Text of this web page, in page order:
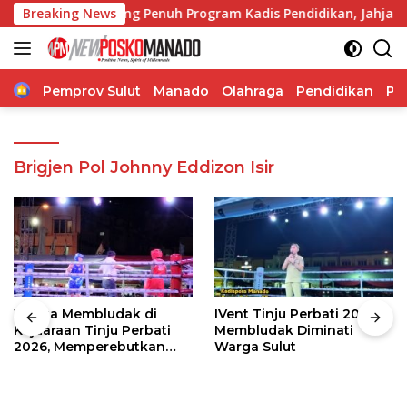
Langsung
ke
konten
Breaking News
Dukung Penuh Program Kadis Pendidikan, Jahja
Home
Pemprov Sulut Manado Olahraga Pendidikan
Brigjen Pol Johnny Eddizon Isir
Warga Membludak di
Kejuaraan Tinju Perbati
2026, Memperebutkan
IVent Tinju Perbati 2026
Membludak Diminati
Warga Sulut